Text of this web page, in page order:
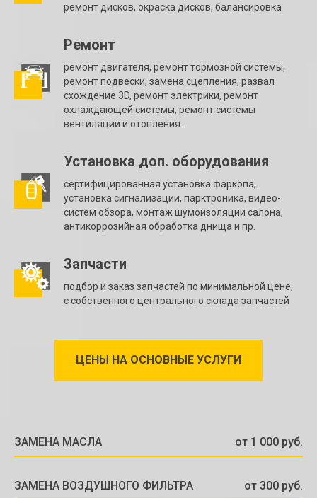
ремонт дисков, окраска дисков, балансировка
Ремонт
ремонт двигателя, ремонт тормозной системы,
ремонт подвески, замена сцепления, развал
схождение 3D, ремонт электрики, ремонт
охлаждающей системы, ремонт системы
вентиляции и отопления.
Установка доп. оборудования
сертифицированная установка фаркопа,
установка сигнализации, парктроника, видео-
систем обзора, монтаж шумоизоляции салона,
антикоррозийная обработка днища и пр.
Запчасти
подбор и заказ запчастей по минимальной цене,
с собственного центрального склада запчастей
ЦЕНЫ НА ОСНОВНЫЕ УСЛУГИ
ЗАМЕНА МАСЛА от 1 000 руб.
ЗАМЕНА ВОЗДУШНОГО ФИЛЬТРА от 300 руб.